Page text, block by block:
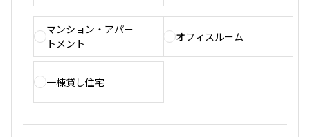
マンション・アパー
トメント
オフィスルーム
一棟貸し住宅